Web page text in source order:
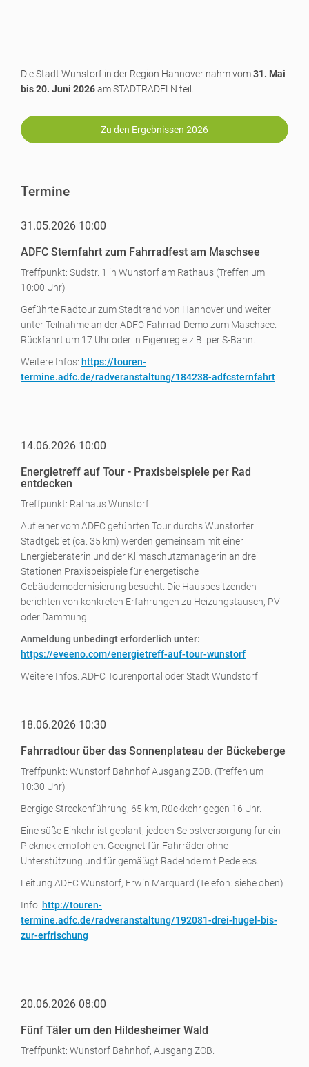
Die Stadt Wunstorf in der Region Hannover nahm vom31. Mai
bis 20. Juni 2026am STADTRADELN teil.
Zu den Ergebnissen 2026
Termine
31.05.2026 10:00
ADFC Sternfahrt zum Fahrradfest am Maschsee
Treffpunkt: Südstr. 1 in Wunstorf am Rathaus (Treffen um
10:00 Uhr)
Geführte Radtour zum Stadtrand von Hannover und weiter
unter Teilnahme an der ADFC Fahrrad-Demo zum Maschsee.
Rückfahrt um 17 Uhr oder in Eigenregie z.B. per S-Bahn.
Weitere Infos: https://touren-
termine.adfc.de/radveranstaltung/184238-adfcsternfahrt
14.06.2026 10:00
Energietreff auf Tour - Praxisbeispiele per Rad
entdecken
Treffpunkt: Rathaus Wunstorf
Auf einer vom ADFC geführten Tour durchs Wunstorfer
Stadtgebiet (ca. 35 km) werden gemeinsam mit einer
Energieberaterin und der Klimaschutzmanagerin an drei
Stationen Praxisbeispiele für energetische
Gebäudemodernisierung besucht. Die Hausbesitzenden
berichten von konkreten Erfahrungen zu Heizungstausch, PV
oder Dämmung.
Anmeldung unbedingt erforderlich unter:
https://eveeno.com/energietreff-auf-tour-wunstorf
Weitere Infos: ADFC Tourenportal oder Stadt Wundstorf
18.06.2026 10:30
Fahrradtour über das Sonnenplateau der Bückeberge
Treffpunkt: Wunstorf Bahnhof Ausgang ZOB. (Treffen um
10:30 Uhr)
Bergige Streckenführung, 65 km, Rückkehr gegen 16 Uhr.
Eine süße Einkehr ist geplant, jedoch Selbstversorgung für ein
Picknick empfohlen. Geeignet für Fahrräder ohne
Unterstützung und für gemäßigt Radelnde mit Pedelecs.
Leitung ADFC Wunstorf, Erwin Marquard (Telefon: siehe oben)
Info: http://touren-
termine.adfc.de/radveranstaltung/192081-drei-hugel-bis-
zur-erfrischung
20.06.2026 08:00
Fünf Täler um den Hildesheimer Wald
Treffpunkt: Wunstorf Bahnhof, Ausgang ZOB.